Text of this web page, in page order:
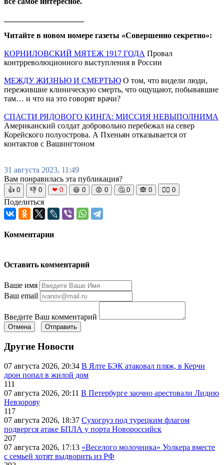
Читайте в новом номере газеты «Совершенно секретно»:
КОРНИЛОВСКИЙ МЯТЕЖ 1917 ГОДА Провал
контрреволюционного выступления в России
МЕЖДУ ЖИЗНЬЮ И СМЕРТЬЮ О том, что видели люди,
пережившие клиническую смерть, что ощущают, побывавшие
там… и что на это говорят врачи?
СПАСТИ РЯДОВОГО КИНГА: МИССИЯ НЕВЫПОЛНИМА
Американский солдат добровольно перебежал на север
Корейского полуострова. А Пхеньян отказывается от
контактов с Вашингтоном
31 августа 2023, 11:49
Вам понравилась эта публикация?
👍 0 👎 0 ❤ 0 😆 0 😡 0 🤔 0 🙈 0 🧘‍♀️ 0
Поделиться
Комментарии
Оставить комментарий
Ваше имя
Ваш email
Введите Ваш комментарий
Отмена Отправить
Другие Новости
07 августа 2026, 20:34 В Ялте БЭК атаковал пляж, в Керчи
дрон попал в жилой дом
111
07 августа 2026, 20:11 В Петербурге заочно арестовали Лидию
Невзорову
117
07 августа 2026, 18:37 Сухогруз под турецким флагом
подвергся атаке БПЛА у порта Новороссийск
207
07 августа 2026, 17:13 «Веселого молочника» Уолкера вместе
с семьей хотят выдворить из РФ